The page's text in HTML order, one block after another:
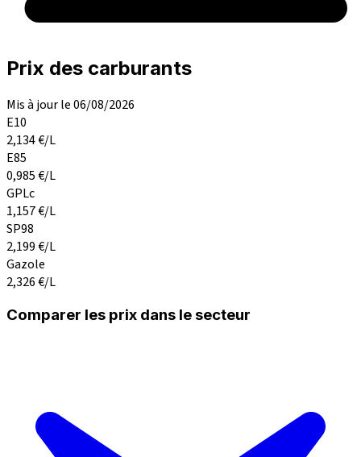
Prix des carburants
Mis à jour le 06/08/2026
E10
2,134€/L
E85
0,985€/L
GPLc
1,157€/L
SP98
2,199€/L
Gazole
2,326€/L
Comparer les prix dans le secteur